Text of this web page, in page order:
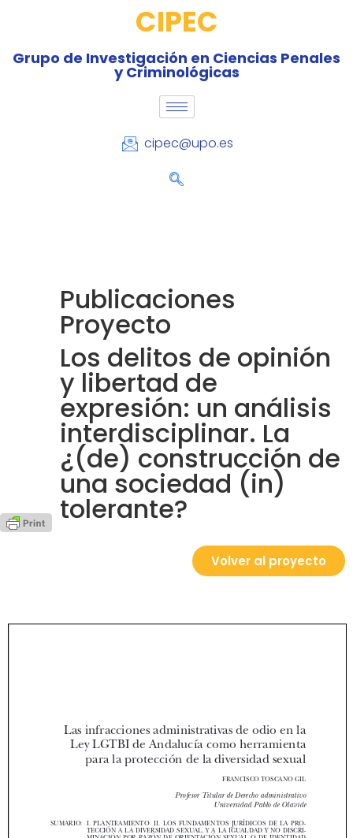
CIPEC
Grupo de Investigación en Ciencias Penales
y Criminológicas
cipec@upo.es
Publicaciones
Proyecto
Los delitos de opinión
y libertad de
expresión: un análisis
interdisciplinar. La
¿(de) construcción de
una sociedad (in)
tolerante?
Volver al proyecto